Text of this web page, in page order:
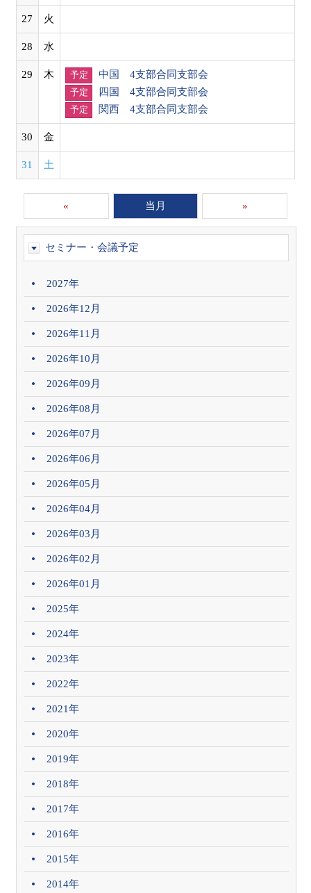
27 火
28 水
29 木 予定 中国 4支部合同支部会
予定 四国 4支部合同支部会
予定 関西 4支部合同支部会
30 金
31 土
« 当月 »
セミナー・会議予定
2027年
2026年12月
2026年11月
2026年10月
2026年09月
2026年08月
2026年07月
2026年06月
2026年05月
2026年04月
2026年03月
2026年02月
2026年01月
2025年
2024年
2023年
2022年
2021年
2020年
2019年
2018年
2017年
2016年
2015年
2014年